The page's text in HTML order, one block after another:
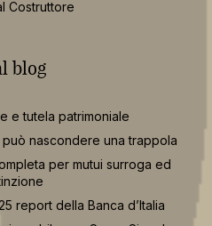
Costruttore
blog
e tutela patrimoniale
nascondere una trappola
per mutui surroga ed
report della Banca d’Italia